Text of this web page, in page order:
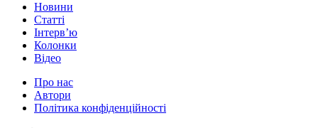
Новини
Статті
Інтерв’ю
Колонки
Відео
Про нас
Автори
Політика конфіденційності